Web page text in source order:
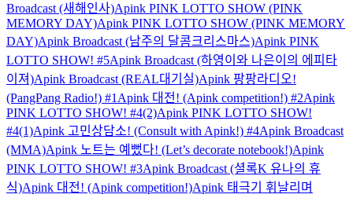
Broadcast (새해인사)Apink PINK LOTTO SHOW (PINK
MEMORY DAY)Apink PINK LOTTO SHOW (PINK MEMORY
DAY)Apink Broadcast (남주의 달콤크리스마스)Apink PINK
LOTTO SHOW! #5Apink Broadcast (하영이와 나은이의 에피타
이져)Apink Broadcast (REAL대기실)Apink 팡팡라디오!
(PangPang Radio!) #1 Apink 대전! (Apink competition!) #2Apink
PINK LOTTO SHOW! #4(2)Apink PINK LOTTO SHOW!
#4(1)Apink 고민상담소! (Consult with Apink!) #4Apink Broadcast
(MMA)Apink 노트는 예뻤다! (Let’s decorate notebook!)Apink
PINK LOTTO SHOW! #3Apink Broadcast (셜록K 유나의 휴
식)Apink 대전! (Apink competition!)Apink 태극기 휘날리며